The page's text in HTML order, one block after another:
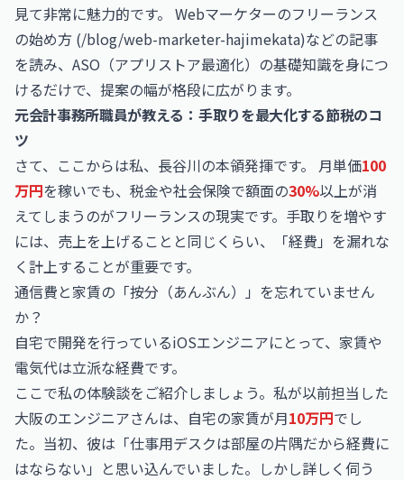
見て非常に魅力的です。 Webマーケターのフリーランス
の始め方 (/blog/web-marketer-hajimekata)などの記事
を読み、ASO（アプリストア最適化）の基礎知識を身につ
けるだけで、提案の幅が格段に広がります。
元会計事務所職員が教える：手取りを最大化する節税のコ
ツ
さて、ここからは私、長谷川の本領発揮です。 月単価100
万円を稼いでも、税金や社会保険で額面の30%以上が消
えてしまうのがフリーランスの現実です。手取りを増やす
には、売上を上げることと同じくらい、「経費」を漏れな
く計上することが重要です。
通信費と家賃の「按分（あんぶん）」を忘れていません
か？
自宅で開発を行っているiOSエンジニアにとって、家賃や
電気代は立派な経費です。
ここで私の体験談をご紹介しましょう。私が以前担当した
大阪のエンジニアさんは、自宅の家賃が月10万円でし
た。当初、彼は「仕事用デスクは部屋の片隅だから経費に
はならない」と思い込んでいました。しかし詳しく伺う